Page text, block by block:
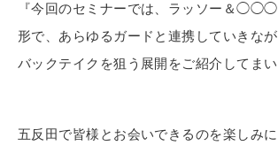
『今回のセミナーでは、ラッソー＆◯◯◯
形で、あらゆるガードと連携していきなが
バックテイクを狙う展開をご紹介してまい
五反田で皆様とお会いできるのを楽しみ